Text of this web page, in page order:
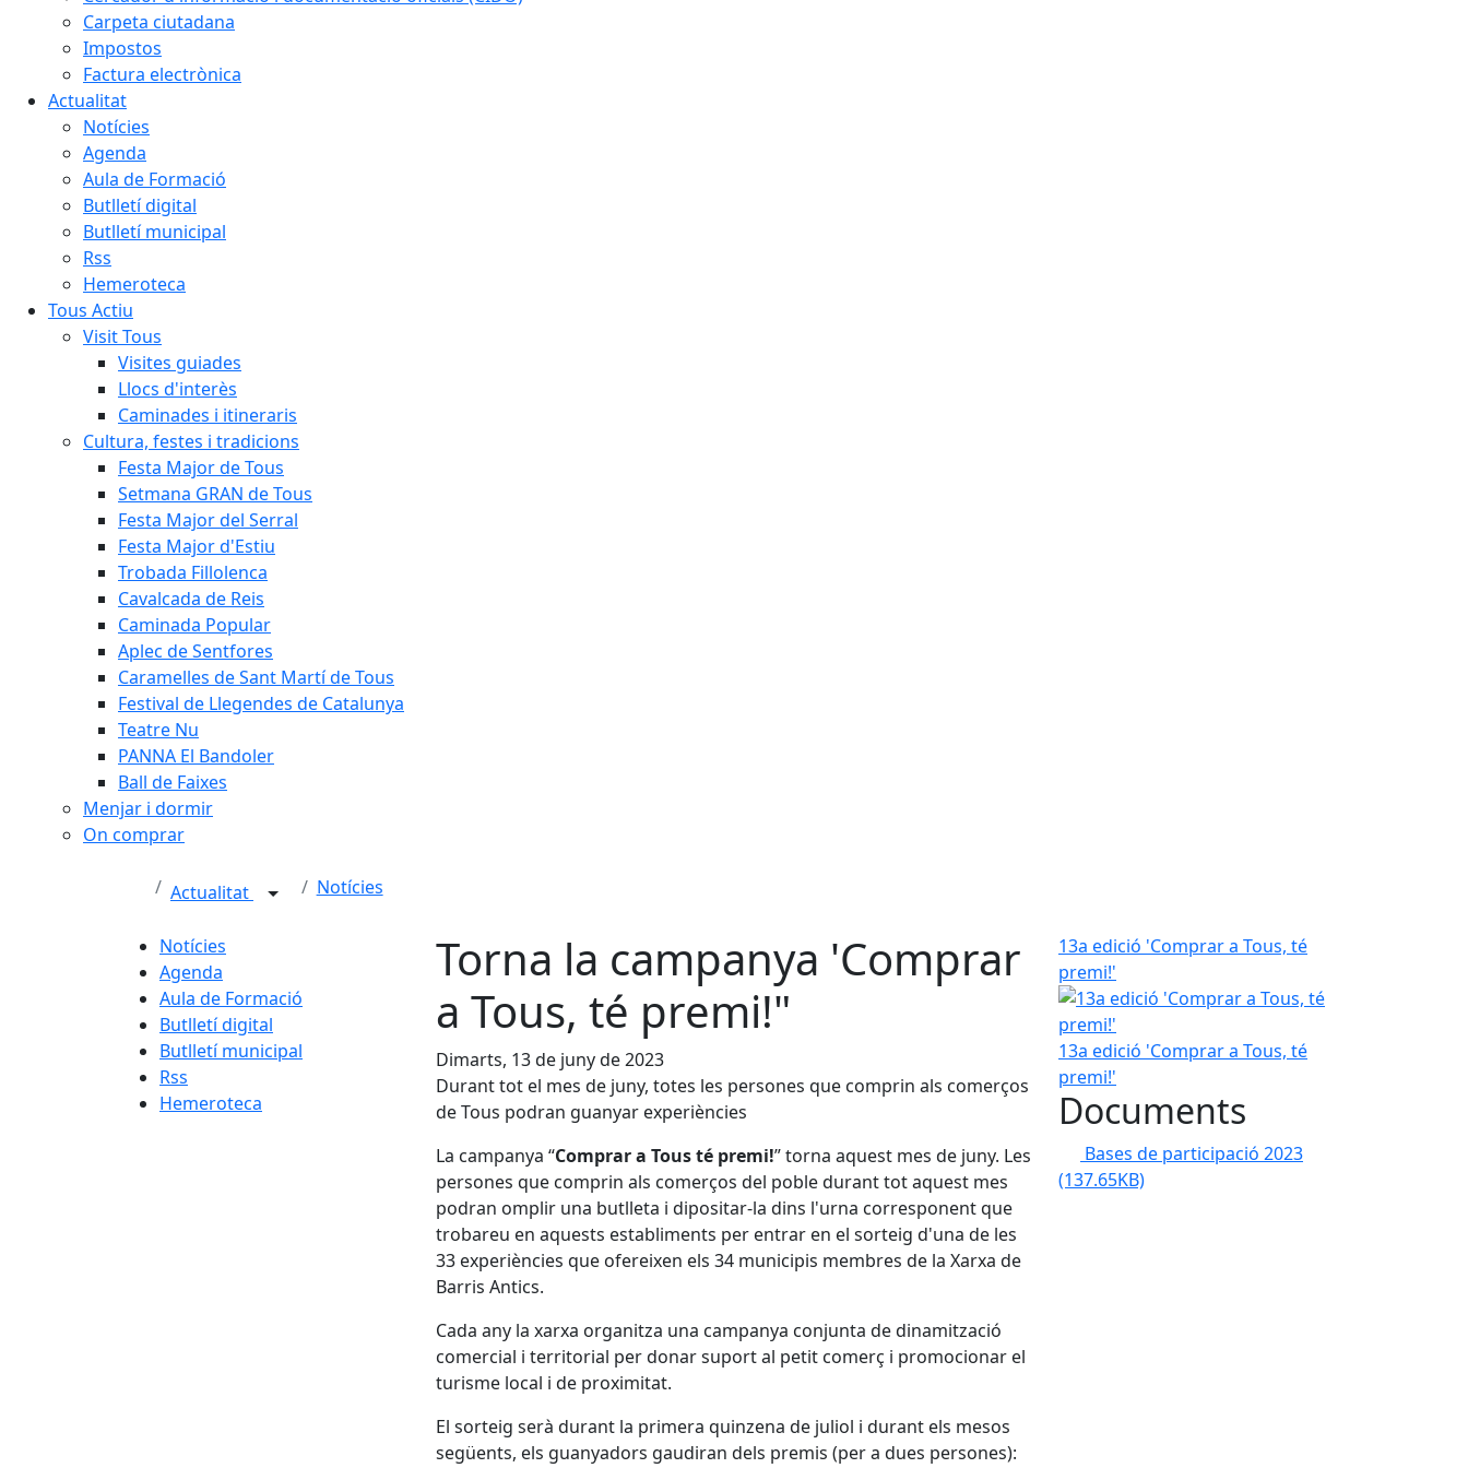
Carpeta ciutadana
Impostos
Factura electrònica
Actualitat
Notícies
Agenda
Aula de Formació
Butlletí digital
Butlletí municipal
Rss
Hemeroteca
Tous Actiu
Visit Tous
Visites guiades
Llocs d'interès
Caminades i itineraris
Cultura, festes i tradicions
Festa Major de Tous
Setmana GRAN de Tous
Festa Major del Serral
Festa Major d'Estiu
Trobada Fillolenca
Cavalcada de Reis
Caminada Popular
Aplec de Sentfores
Caramelles de Sant Martí de Tous
Festival de Llegendes de Catalunya
Teatre Nu
PANNA El Bandoler
Ball de Faixes
Menjar i dormir
On comprar
Actualitat Notícies
Notícies
Agenda
Aula de Formació
Butlletí digital
Butlletí municipal
Rss
Hemeroteca
Torna la campanya 'Comprar
a Tous, té premi!"
Dimarts, 13 de juny de 2023
Durant tot el mes de juny, totes les persones que comprin als comerços
de Tous podran guanyar experiències
La campanya “Comprar a Tous té premi!” torna aquest mes de juny. Les
persones que comprin als comerços del poble durant tot aquest mes
podran omplir una butlleta i dipositar-la dins l'urna corresponent que
trobareu en aquests establiments per entrar en el sorteig d'una de les
33 experiències que ofereixen els 34 municipis membres de la Xarxa de
Barris Antics.
Cada any la xarxa organitza una campanya conjunta de dinamització
comercial i territorial per donar suport al petit comerç i promocionar el
turisme local i de proximitat.
El sorteig serà durant la primera quinzena de juliol i durant els mesos
següents, els guanyadors gaudiran dels premis (per a dues persones):
13a edició 'Comprar a Tous, té
premi!'
13a edició 'Comprar a Tous, té
premi!'
Documents
Bases de participació 2023
(137.65KB)